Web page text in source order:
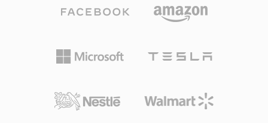
thống phát sóng truyền hình số quốc gia, đảm
bảo triển khai rộng rãi trên các đầu thu và tivi
dụng quốc tế hạn chế so với H.264 hoặc HEVC,
những thị trường truyền thông lớn nhất thế giới
và chứng minh một giải pháp quốc gia khả thi
và mã hóa entropy độ dài thay đổi, tổ chức
intra), P-frame (dự đoán) và B-frame (dự đoán
hai chiều). Tiêu chuẩn nhắm đến tốc độ bit
hợp, tạo ra chất lượng tương đương băng VHS